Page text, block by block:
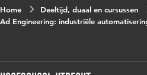
Home
Deeltijd, duaal en cursussen
Ad Engineering: industriële